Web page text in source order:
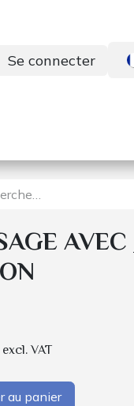
Se connecter
excl. VAT
au panier